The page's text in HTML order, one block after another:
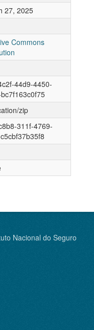
27, 2025
Commons
44d9-4450-
zip
311f-4769-
Nacional do Seguro